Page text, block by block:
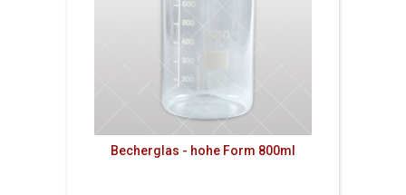
Becherglas - hohe Form 800ml